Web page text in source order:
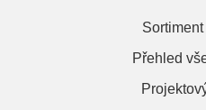
Přehled